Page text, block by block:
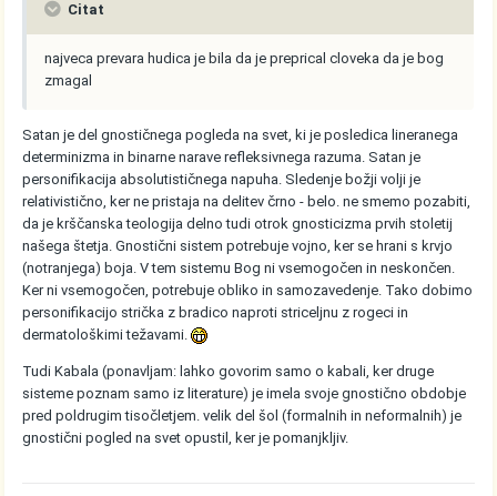
Citat
najveca prevara hudica je bila da je preprical cloveka da je bog
zmagal
Satan je del gnostičnega pogleda na svet, ki je posledica lineranega
determinizma in binarne narave refleksivnega razuma. Satan je
personifikacija absolutističnega napuha. Sledenje božji volji je
relativistično, ker ne pristaja na delitev črno - belo. ne smemo pozabiti,
da je krščanska teologija delno tudi otrok gnosticizma prvih stoletij
našega štetja. Gnostični sistem potrebuje vojno, ker se hrani s krvjo
(notranjega) boja. V tem sistemu Bog ni vsemogočen in neskončen.
Ker ni vsemogočen, potrebuje obliko in samozavedenje. Tako dobimo
personifikacijo strička z bradico naproti striceljnu z rogeci in
dermatološkimi težavami.
Tudi Kabala (ponavljam: lahko govorim samo o kabali, ker druge
sisteme poznam samo iz literature) je imela svoje gnostično obdobje
pred poldrugim tisočletjem. velik del šol (formalnih in neformalnih) je
gnostični pogled na svet opustil, ker je pomanjkljiv.